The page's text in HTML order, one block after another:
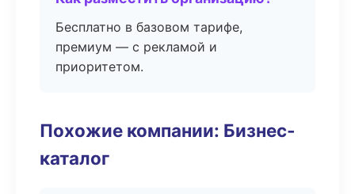
Бесплатно в базовом тарифе,
премиум — с рекламой и
приоритетом.
Похожие компании: Бизнес-
каталог